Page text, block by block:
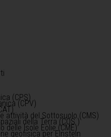
(CPS)
(CPV)
attività del Sottosuolo (CMS)
della Terra (COS )
delle Isole Eolie (CME)
geofisica per Einstein